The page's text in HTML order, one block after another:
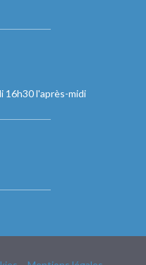
16h30 l'après-midi